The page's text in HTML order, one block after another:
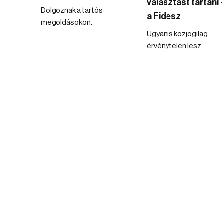
Dolgoznak a tartós
megoldásokon.
választást tartani
a Fidesz
Ugyanis közjogilag
érvénytelen lesz.